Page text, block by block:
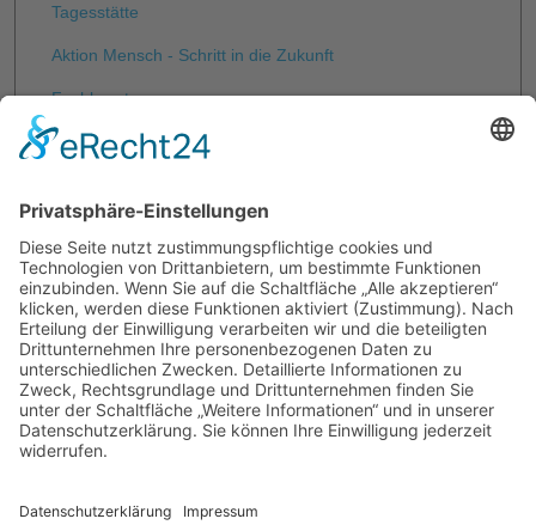
Tagesstätte
Aktion Mensch - Schritt in die Zukunft
Fachberatung
ErfrierungsschutzPLUS
Eingliederungsheim
Theaterprojekt "Platz da!"
Ambulant Betreutes Wohnen
Frauen in Not
Kranken-Appartement
Medizinische und hygienische Versorgung